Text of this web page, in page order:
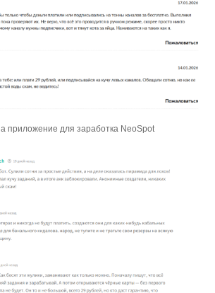
приложение для заработка NeoSpot